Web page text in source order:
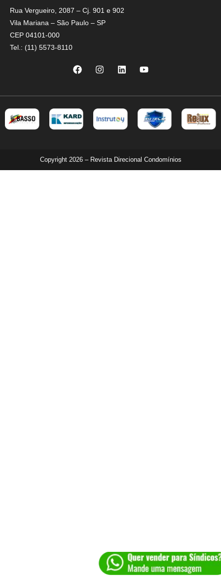
Rua Vergueiro, 2087 – Cj. 901 e 902
Vila Mariana – São Paulo – SP
CEP 04101-000
Tel.: (11) 5573-8110
Copyright 2026 – Revista Direcional Condomínios